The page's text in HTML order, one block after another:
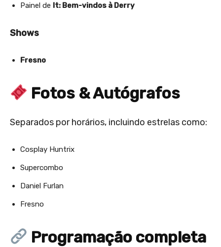
Painel de It: Bem-vindos à Derry
Shows
Fresno
Fotos & Autógrafos
Separados por horários, incluindo estrelas como:
Cosplay Huntrix
Supercombo
Daniel Furlan
Fresno
Programação completa